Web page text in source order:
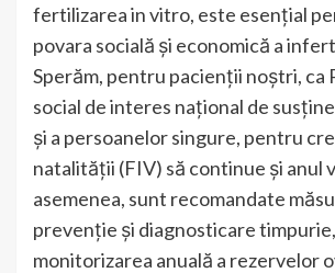
fertilizarea in vitro, este esențial
povara socială și economică a
Sperăm, pentru pacienții noștri, ca
social de interes naţional de
şi a persoanelor singure, pentru
natalităţii (FIV) să continue și anul
asemenea, sunt recomandate
prevenție și diagnosticare
monitorizarea anuală a rezervelor